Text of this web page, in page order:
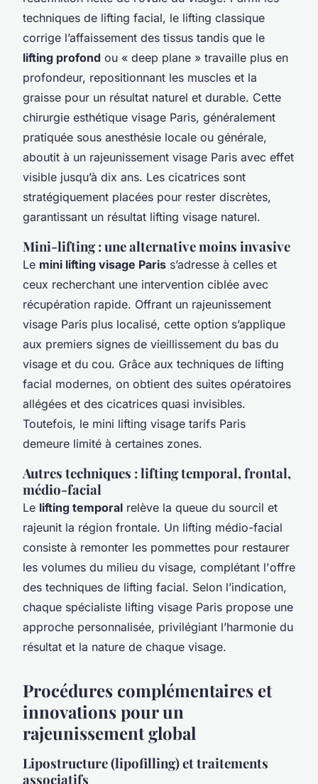
techniques de lifting facial, le lifting classique
corrige l’affaissement des tissus tandis que le
lifting profond ou « deep plane » travaille plus en
profondeur, repositionnant les muscles et la
graisse pour un résultat naturel et durable. Cette
chirurgie esthétique visage Paris, généralement
pratiquée sous anesthésie locale ou générale,
aboutit à un rajeunissement visage Paris avec effet
visible jusqu’à dix ans. Les cicatrices sont
stratégiquement placées pour rester discrètes,
garantissant un résultat lifting visage naturel.
Mini-lifting : une alternative moins invasive
Le mini lifting visage Paris s’adresse à celles et
ceux recherchant une intervention ciblée avec
récupération rapide. Offrant un rajeunissement
visage Paris plus localisé, cette option s’applique
aux premiers signes de vieillissement du bas du
visage et du cou. Grâce aux techniques de lifting
facial modernes, on obtient des suites opératoires
allégées et des cicatrices quasi invisibles.
Toutefois, le mini lifting visage tarifs Paris
demeure limité à certaines zones.
Autres techniques : lifting temporal, frontal,
médio-facial
Le lifting temporal relève la queue du sourcil et
rajeunit la région frontale. Un lifting médio-facial
consiste à remonter les pommettes pour restaurer
les volumes du milieu du visage, complétant l'offre
des techniques de lifting facial. Selon l’indication,
chaque spécialiste lifting visage Paris propose une
approche personnalisée, privilégiant l’harmonie du
résultat et la nature de chaque visage.
Procédures complémentaires et
innovations pour un
rajeunissement global
Lipostructure (lipofilling) et traitements
associatifs